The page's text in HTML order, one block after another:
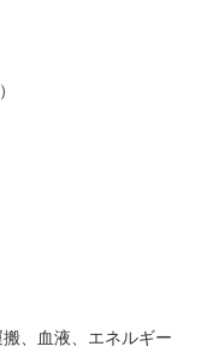
、血液、エネルギー